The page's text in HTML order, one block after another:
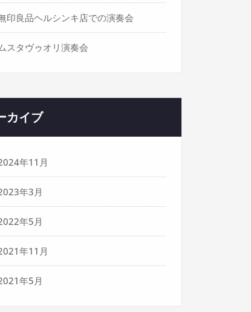
印良品ヘルシンキ店での演奏会
スタヴゥオリ演奏会
カイブ
年11月
年3月
年5月
年11月
年5月